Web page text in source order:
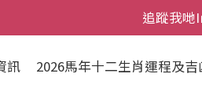
慶
追蹤我哋
訊
2026馬年十二生肖運程及